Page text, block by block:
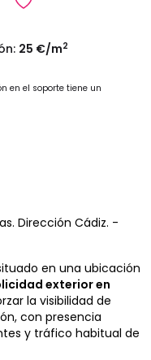
25 €/m2
en el soporte tiene un
Dirección Cádiz. -
en una ubicación
exterior en
la visibilidad de
con presencia
y tráfico habitual de